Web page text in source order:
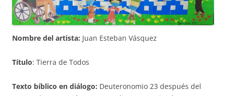
Nombre del artista: Juan Esteban Vásquez
Título: Tierra de Todos
Texto bíblico en diálogo: Deuteronomio 23 después del